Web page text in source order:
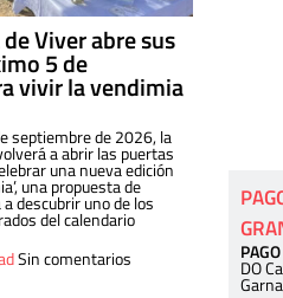
Viver abre sus
5 de
vivir la vendimia
septiembre de 2026, la
a abrir las puertas
una nueva edición
una propuesta de
descubrir uno de los
del calendario
Sin comentarios DO